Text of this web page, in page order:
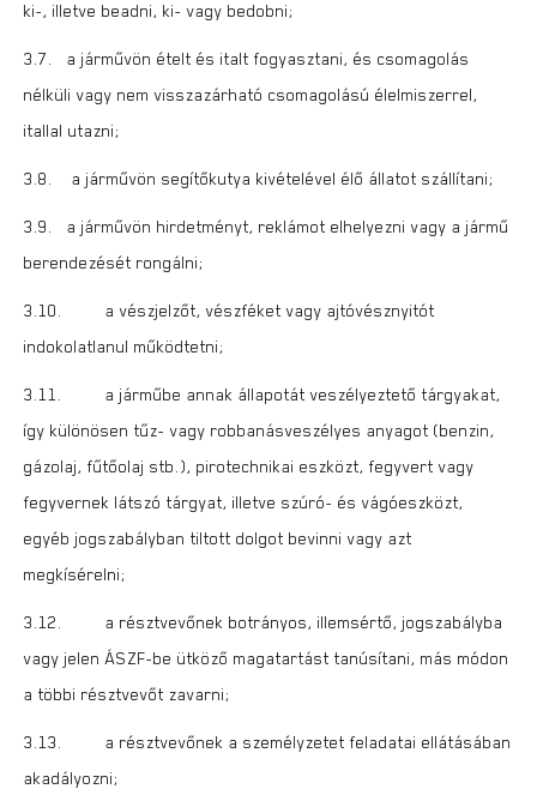
ki-, illetve beadni, ki- vagy bedobni;
3.7. a járművön ételt és italt fogyasztani, és csomagolás
nélküli vagy nem visszazárható csomagolású élelmiszerrel,
itallal utazni;
3.8. a járművön segítőkutya kivételével élő állatot szállítani;
3.9. a járművön hirdetményt, reklámot elhelyezni vagy a jármű
berendezését rongálni;
3.10. a vészjelzőt, vészféket vagy ajtóvésznyitót
indokolatlanul működtetni;
3.11. a járműbe annak állapotát veszélyeztető tárgyakat,
így különösen tűz- vagy robbanásveszélyes anyagot (benzin,
gázolaj, fűtőolaj stb.), pirotechnikai eszközt, fegyvert vagy
fegyvernek látszó tárgyat, illetve szúró- és vágóeszközt,
egyéb jogszabályban tiltott dolgot bevinni vagy azt
megkísérelni;
3.12. a résztvevőnek botrányos, illemsértő, jogszabályba
vagy jelen ÁSZF-be ütköző magatartást tanúsítani, más módon
a többi résztvevőt zavarni;
3.13. a résztvevőnek a személyzetet feladatai ellátásában
akadályozni;